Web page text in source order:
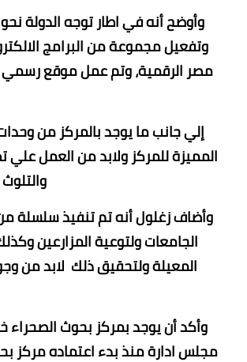
وأوضح أنه في اطار توجه الدولة
وتفعيل مجموعة من البرامج
مصر الرقمية، وتم عمل موقع رسمي
إلي جانب ما يوجد بالمركز من
المميزة للمركز ولابد من العمل علي
وأضاف زغلول أنه تم تنفيذ سلسلة من
الجامعات ولتوعية المزارعين
المعيلة ولتحقيق ذلك لابد من